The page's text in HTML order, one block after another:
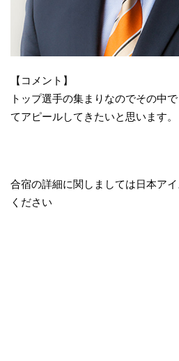
【コメント】
トップ選手の集まりなのでその中
てアピールしてきたいと思います。
合宿の詳細に関しましては日本ア
ください